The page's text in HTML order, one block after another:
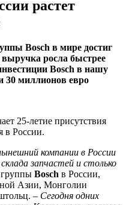
растет
Bosch в мире достиг
росла быстрее
Bosch в нашу
30 миллионов евро
25-летие присутствия
в России.
компании в России
запчастей и столько
группы Bosch в России,
Азии, Монголии
– Сегодня одних